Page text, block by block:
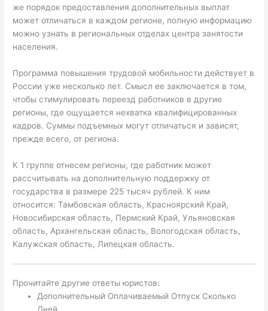
же порядок предоставления дополнительных выплат
может отличаться в каждом регионе, полную информацию
можно узнать в региональных отделах центра занятости
населения.
Программа повышения трудовой мобильности действует в
России уже несколько лет. Смысл ее заключается в том,
чтобы стимулировать переезд работников в другие
регионы, где ощущается нехватка квалифицированных
кадров. Суммы подъемных могут отличаться и зависят,
прежде всего, от региона.
К 1 группе отнесем регионы, где работник может
рассчитывать на дополнительную поддержку от
государства в размере 225 тысяч рублей. К ним
относится: Тамбовская область, Красноярский Край,
Новосибирская область, Пермский Край, Ульяновская
область, Архангельская область, Вологодская область,
Калужская область, Липецкая область.
Прочитайте другие ответы юристов:
Дополнительный Оплачиваемый Отпуск Сколько